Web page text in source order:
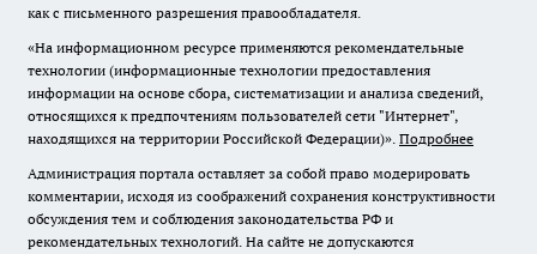
как с письменного разрешения правообладателя.
«На информационном ресурсе применяются рекомендательные
технологии (информационные технологии предоставления
информации на основе сбора, систематизации и анализа сведений,
относящихся к предпочтениям пользователей сети "Интернет",
находящихся на территории Российской Федерации)». Подробнее
Администрация портала оставляет за собой право модерировать
комментарии, исходя из соображений сохранения конструктивности
обсуждения тем и соблюдения законодательства РФ и
рекомендательных технологий. На сайте не допускаются